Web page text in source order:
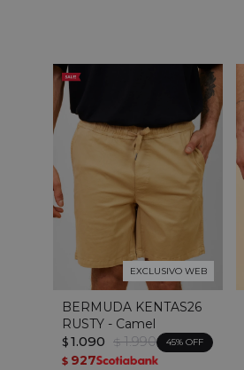
EXCLUSIVO WEB
BERMUDA KENTAS26
RUSTY - Camel
$ 1.090 $ 1.990 45
$ 927